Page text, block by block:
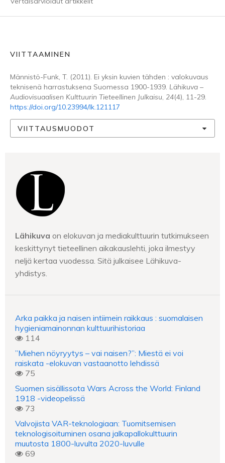
VIITTAAMINEN
Männistö-Funk, T. (2011). Ei yksin kuvien tähden : valokuvaus
teknisenä harrastuksena Suomessa 1900-1939. Lähikuva –
Audiovisuaalisen Kulttuurin Tieteellinen Julkaisu, 24(4), 11-29.
https://doi.org/10.23994/lk.121117
VIITTAUSMUODOT
Lähikuva on elokuvan ja mediakulttuurin tutkimukseen
keskittynyt tieteellinen aikakauslehti, joka ilmestyy
neljä kertaa vuodessa. Sitä julkaisee Lähikuva-
yhdistys.
Arka paikka ja naisen intiimein raikkaus : suomalaisen
hygieniamainonnan kulttuurihistoriaa
114
”Miehen nöyryytys – vai naisen?”: Miestä ei voi
raiskata -elokuvan vastaanotto lehdissä
75
Suomen sisällissota Wars Across the World: Finland
1918 -videopelissä
73
Valvojista VAR-teknologiaan: Tuomitsemisen
teknologisoituminen osana jalkapallokulttuurin
muutosta 1800-luvulta 2020-luvulle
69